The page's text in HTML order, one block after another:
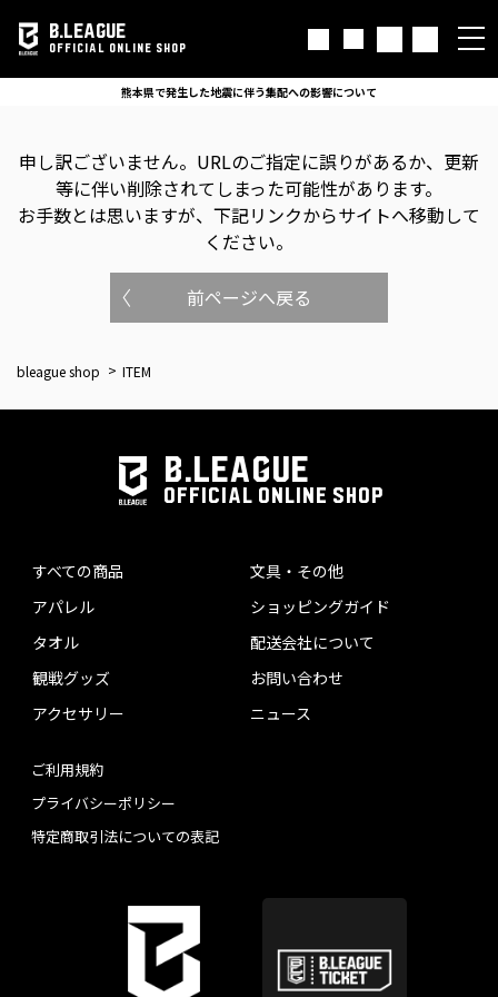
B.LEAGUE
OFFICIAL ONLINE SHOP
熊本県で発生した地震に伴う集配への影響について
申し訳ございません。 URLのご指定に誤りがあるか、更新
等に伴い削除されてしまった可能性があります。
お手数とは思いますが、下記リンクからサイトへ移動して
ください。
前ページへ戻る
bleague shop ITEM
B.LEAGUE
OFFICIAL ONLINE SHOP
すべての商品
アパレル
タオル
観戦グッズ
アクセサリー
文具・その他
ショッピングガイド
配送会社について
お問い合わせ
ニュース
ご利用規約
プライバシーポリシー
特定商取引法についての表記